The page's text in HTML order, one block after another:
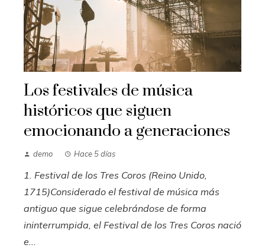
Los festivales de música
históricos que siguen
emocionando a generaciones
demo Hace 5 días
1. Festival de los Tres Coros (Reino Unido,
1715)Considerado el festival de música más
antiguo que sigue celebrándose de forma
ininterrumpida, el Festival de los Tres Coros nació
e...